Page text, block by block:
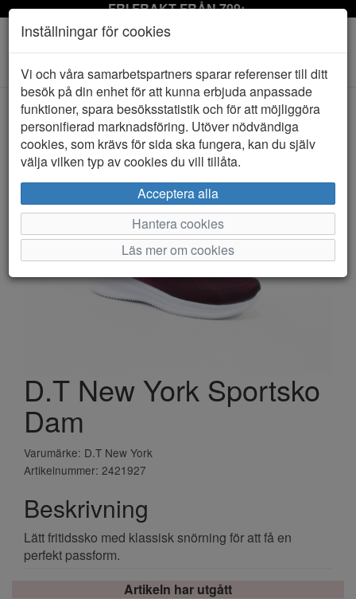
FRI FRAKT FRÅN 799:-
Toggle
navigation
HEM D.T NEW YORK
D.T New York Sportsko
Dam
Varumärke: D.T New York
Artikelnummer: 2421927
Beskrivning
Lätt fritidssko med klassisk snörning för att få en
perfekt passform.
Artikeln har utgått
Inställningar för cookies
Vi och våra samarbetspartners sparar referenser till ditt
besök på din enhet för att kunna erbjuda anpassade
funktioner, spara besöksstatistik och för att möjliggöra
personifierad marknadsföring. Utöver nödvändiga
cookies, som krävs för sida ska fungera, kan du själv
välja vilken typ av cookies du vill tillåta.
Acceptera alla
Hantera cookies
Läs mer om cookies